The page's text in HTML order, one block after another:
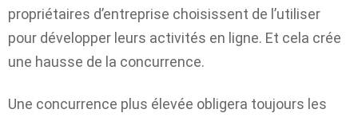
propriétaires d’entreprise choisissent de l’utiliser
pour développer leurs activités en ligne. Et cela crée
une hausse de la concurrence.
Une concurrence plus élevée obligera toujours les